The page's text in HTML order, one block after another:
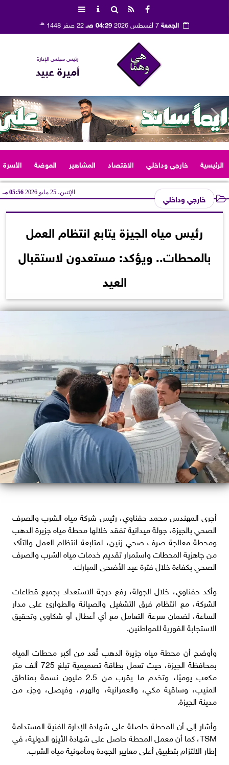
الجمعة 04:29 صـ 22 صفر 1448 هـ
رئيس مجلس الإدارة
أميرة عبيد
الرئيسية خارجي وداخلي الاقتصاد المشاهير الموضة الأسرة
خارجي وداخلي الإثنين، 25 مايو 2026 05:56 مـ
رئيس مياه الجيزة يتابع انتظام العمل
بالمحطات.. ويؤكد: مستعدون لاستقبال
العيد
أجرى المهندس محمد حفناوي، رئيس شركة مياه الشرب والصرف
الصحي بالجيزة، جولة ميدانية تفقد خلالها محطة مياه جزيرة الدهب
ومحطة معالجة صرف صحي زنين، لمتابعة انتظام العمل والتأكد
من جاهزية المحطات واستمرار تقديم خدمات مياه الشرب والصرف
الصحي بكفاءة خلال فترة عيد الأضحى المبارك.
وأكد حفناوي، خلال الجولة، رفع درجة الاستعداد بجميع قطاعات
الشركة، مع انتظام فرق التشغيل والصيانة والطوارئ على مدار
الساعة، لضمان سرعة التعامل مع أي أعطال أو شكاوى وتحقيق
الاستجابة الفورية للمواطنين.
وأوضح أن محطة مياه جزيرة الدهب تُعد من أكبر محطات المياه
بمحافظة الجيزة، حيث تعمل بطاقة تصميمية تبلغ 725 ألف متر
مكعب يوميًا، وتخدم ما يقرب من 2.5 مليون نسمة بمناطق
المنيب، وساقية مكي، والعمرانية، والهرم، وفيصل، وجزء من
مدينة الجيزة.
وأشار إلى أن المحطة حاصلة على شهادة الإدارة الفنية المستدامة
TSM، كما أن معمل المحطة حاصل على شهادة الأيزو الدولية، في
إطار الالتزام بتطبيق أعلى معايير الجودة ومأمونية مياه الشرب.